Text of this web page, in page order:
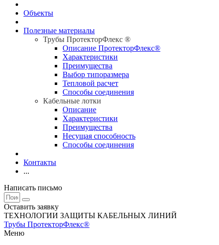
Объекты
Полезные материалы
Трубы ПротекторФлекс ®
Описание ПротекторФлекс®
Характеристики
Преимущества
Выбор типоразмера
Тепловой расчет
Способы соединения
Кабельные лотки
Описание
Характеристики
Преимущества
Несущая способность
Способы соединения
Контакты
...
Написать письмо
Оставить заявку
ТЕХНОЛОГИИ ЗАЩИТЫ КАБЕЛЬНЫХ ЛИНИЙ
Трубы ПротекторФлекс®
Меню